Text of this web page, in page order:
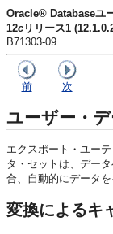
Oracle® Databaseユ
12c リリース1
B71303-09
前 次
ユーザー・デ
エクスポート・ユー
タ・セットは、デー
合、自動的にデータ
変換によるキ